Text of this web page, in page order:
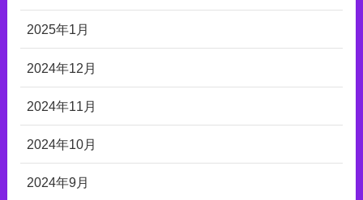
2025年1月
2024年12月
2024年11月
2024年10月
2024年9月